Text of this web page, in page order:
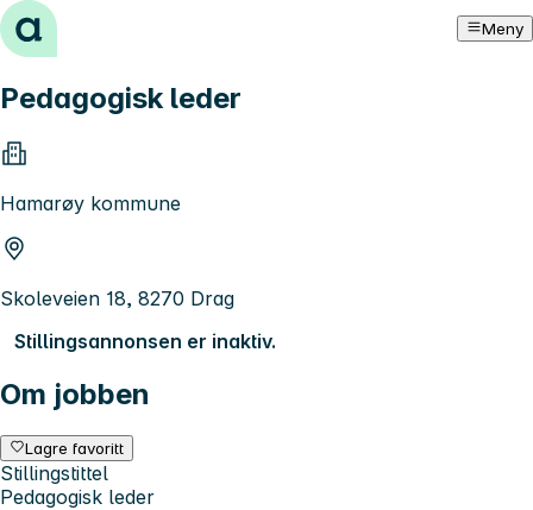
Hopp til innhold Meny
Pedagogisk leder
Hamarøy kommune
Skoleveien 18, 8270 Drag
Stillingsannonsen er inaktiv.
Om jobben
Lagre favoritt
Stillingstittel
Pedagogisk leder